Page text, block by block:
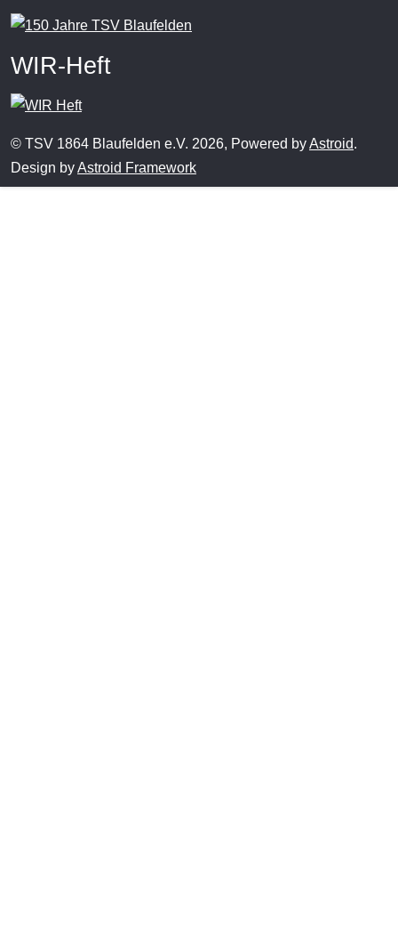
WIR-Heft
© TSV 1864 Blaufelden e.V. 2026, Powered byAstroid.
Design byAstroid Framework